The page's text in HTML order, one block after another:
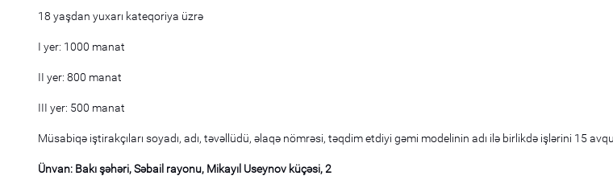
18 yaşdan yuxarı kateqoriya üzrə
I yer: 1000 manat
II yer: 800 manat
III yer: 500 manat
Müsabiqə iştirakçıları soyadı, adı, təvəllüdü, əlaqə nömrəsi, təqdim etdiyi gəmi modelinin adı ilə birlikdə işlərini 15
Ünvan: Bakı şəhəri, Səbail rayonu, Mikayıl Useynov küçəsi, 2